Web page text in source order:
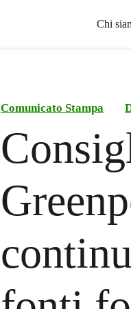
Chi
Comunicato Stampa